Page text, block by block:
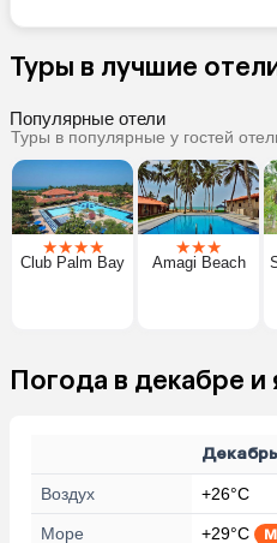
Туры в лучшие
Популярные отели
Туры в популярные у гостей
★★★★
Club Palm Bay
★★★
Amagi Beach
Погода в декабре
Декабрь
Воздух +26°C
Море +29°C